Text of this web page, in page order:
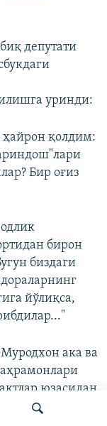
депутати
уринди:
ҳайрон қолдим:
Бир оғиз
бирон
биздаги
йўлиқса,
ака ва
юзасидан